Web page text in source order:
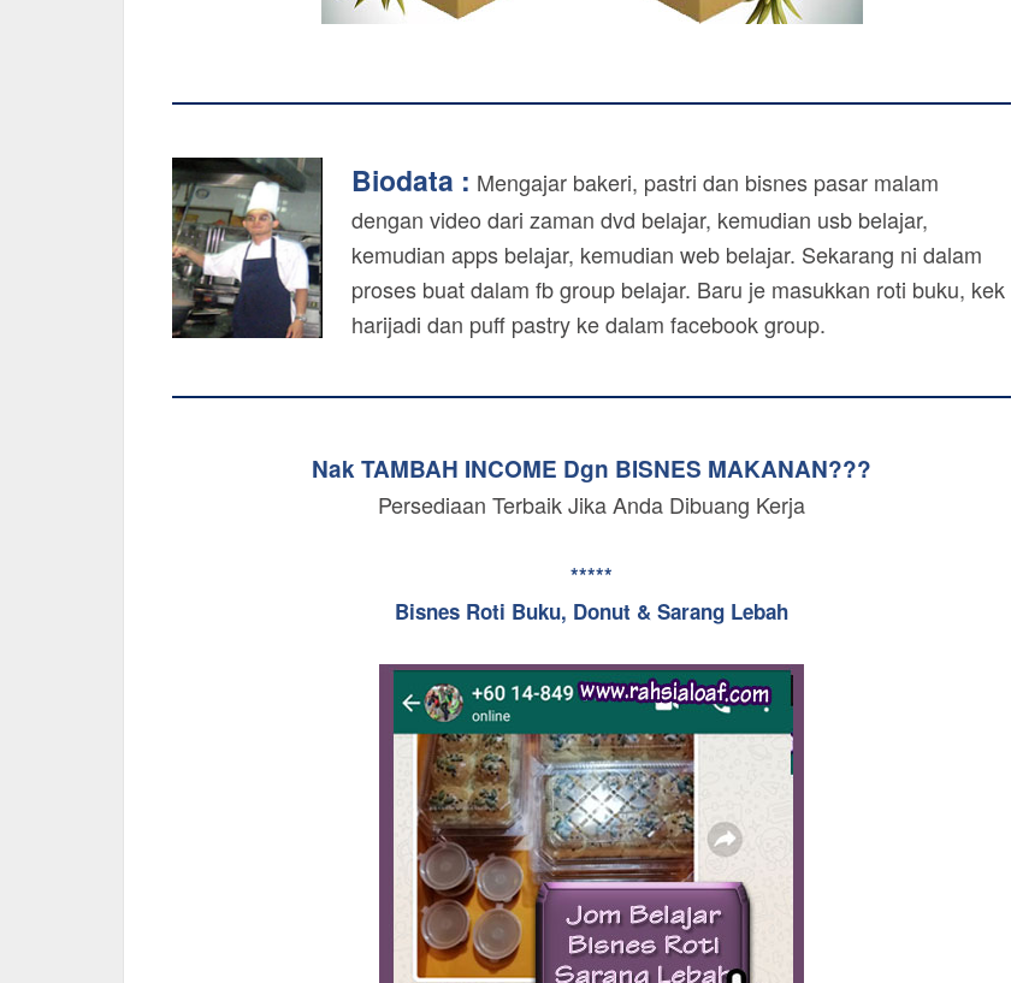
Biodata : Mengajar bakeri, pastri dan bisnes pasar malam
dengan video dari zaman dvd belajar, kemudian usb belajar,
kemudian apps belajar, kemudian web belajar. Sekarang ni dalam
proses buat dalam fb group belajar. Baru je masukkan roti buku, kek
harijadi dan puff pastry ke dalam facebook group.
Nak TAMBAH INCOME Dgn BISNES MAKANAN???
Persediaan Terbaik Jika Anda Dibuang Kerja
*****
Bisnes Roti Buku, Donut & Sarang Lebah